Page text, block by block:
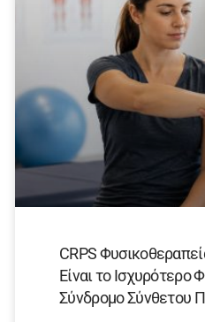
CRPS
Είναι το Ισχυρότερο
Σύνδρομο Σύνθετου